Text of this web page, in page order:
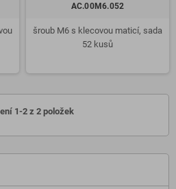
AC.00M6.052
šroub M6 s klecovou maticí, sada
52 kusů
1-2 z 2 položek